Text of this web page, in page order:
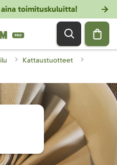
toimituskuluitta!
Kattaustuotteet